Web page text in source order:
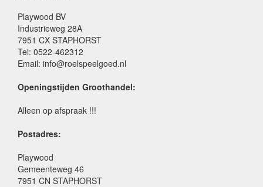
Playwood BV
Industrieweg 28A
7951 CX STAPHORST
Tel: 0522-462312
Email: info@roelspeelgoed.nl
Openingstijden Groothandel:
Alleen op afspraak !!!
Postadres:
Playwood
Gemeenteweg 46
7951 CN STAPHORST